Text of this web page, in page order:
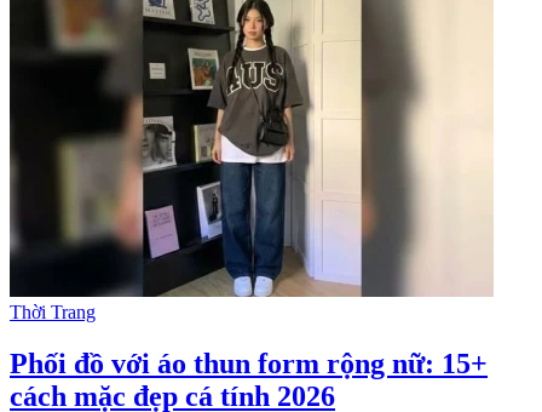
Thời Trang
Phối đồ với áo thun form rộng nữ: 15+
cách mặc đẹp cá tính 2026